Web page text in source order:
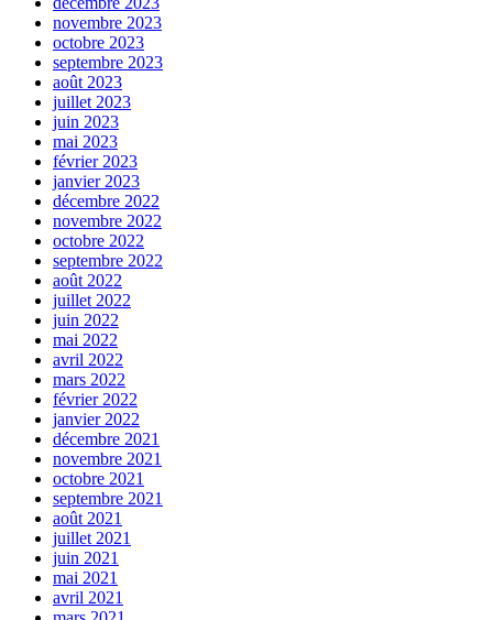
novembre 2023
octobre 2023
septembre 2023
août 2023
juillet 2023
juin 2023
mai 2023
février 2023
janvier 2023
décembre 2022
novembre 2022
octobre 2022
septembre 2022
août 2022
juillet 2022
juin 2022
mai 2022
avril 2022
mars 2022
février 2022
janvier 2022
décembre 2021
novembre 2021
octobre 2021
septembre 2021
août 2021
juillet 2021
juin 2021
mai 2021
avril 2021